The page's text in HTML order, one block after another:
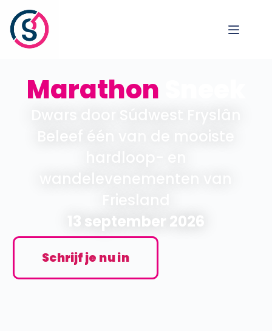
Marathon
13 september 2026
Schrijf je nu in